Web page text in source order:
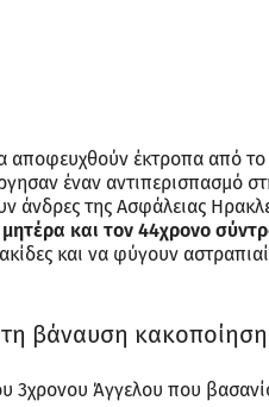
αποφευχθούν έκτροπα από
έναν αντιπερισπασμό
άνδρες της Ασφάλειας
και τον 44χρονο
και να φύγουν
βάναυση
3χρονου Άγγελου που